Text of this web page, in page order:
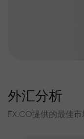
外汇分析
FX.CO提供的最佳